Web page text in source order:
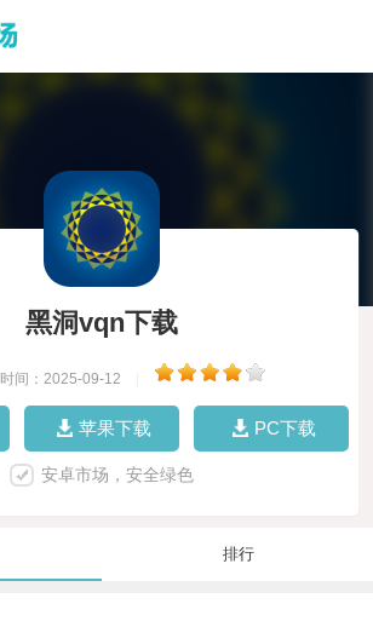
黑洞vqn下载
时间：2025-09-12
苹果下载 PC下载
安卓市场，安全绿色
排行